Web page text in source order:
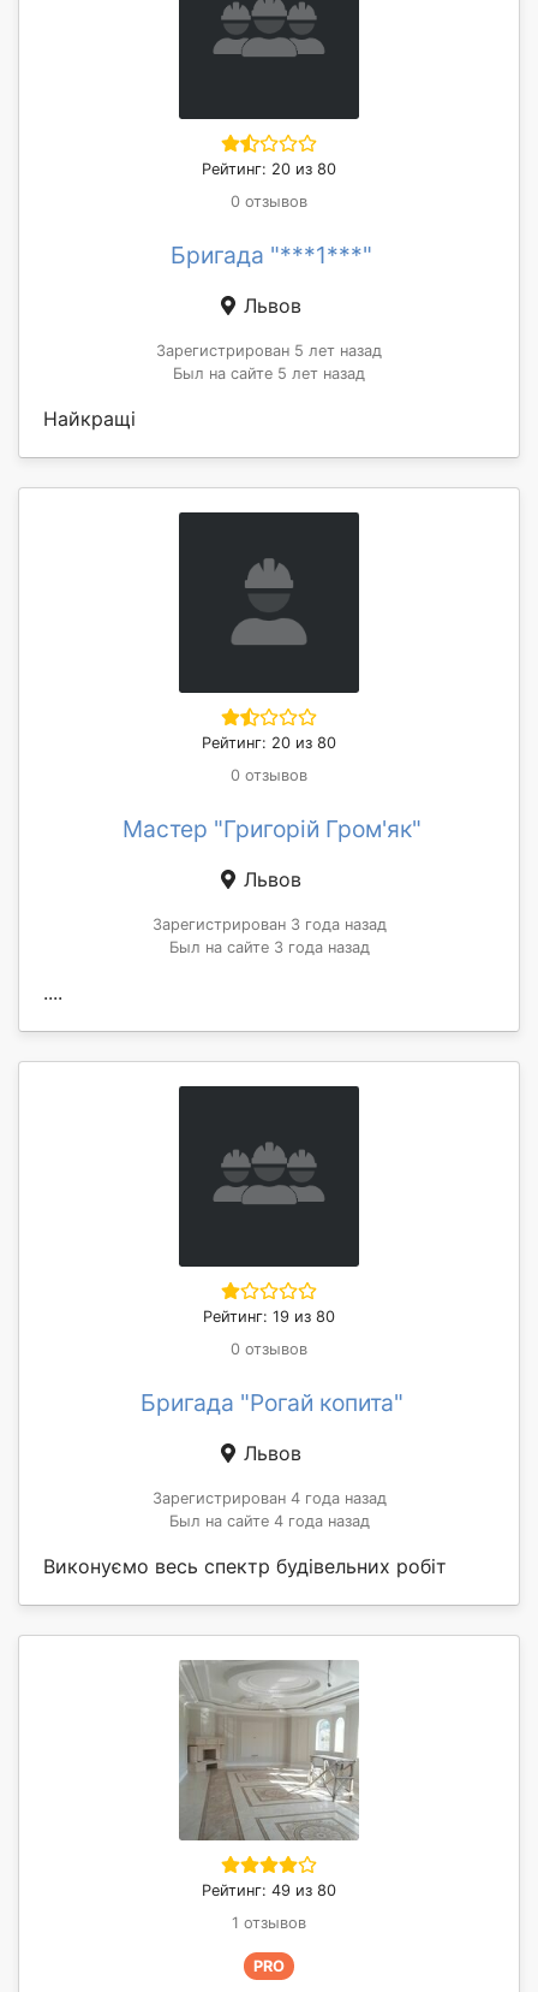
Рейтинг: 20 из 80
0 отзывов
Бригада "***1***"
Львов
Зарегистрирован 5 лет назад
Был на сайте 5 лет назад
Найкращі
Рейтинг: 20 из 80
0 отзывов
Мастер "Григорій Гром'як"
Львов
Зарегистрирован 3 года назад
Был на сайте 3 года назад
....
Рейтинг: 19 из 80
0 отзывов
Бригада "Рогай копита"
Львов
Зарегистрирован 4 года назад
Был на сайте 4 года назад
Виконуємо весь спектр будівельних робіт
Рейтинг: 49 из 80
1 отзывов
PRO